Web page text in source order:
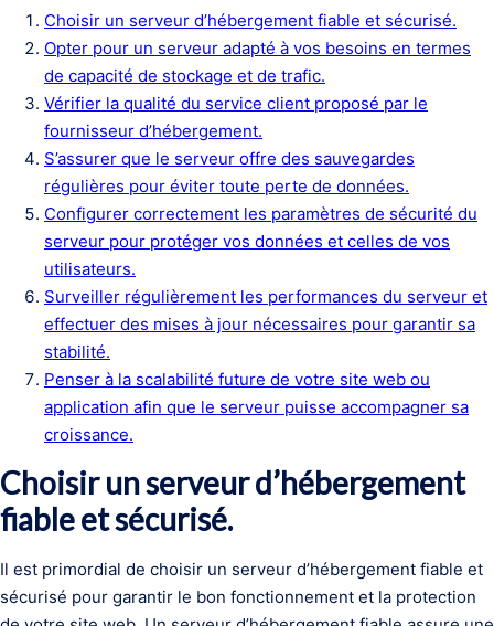
Choisir un serveur d’hébergement fiable et sécurisé.
Opter pour un serveur adapté à vos besoins en termes
de capacité de stockage et de trafic.
Vérifier la qualité du service client proposé par le
fournisseur d’hébergement.
S’assurer que le serveur offre des sauvegardes
régulières pour éviter toute perte de données.
Configurer correctement les paramètres de sécurité du
serveur pour protéger vos données et celles de vos
utilisateurs.
Surveiller régulièrement les performances du serveur et
effectuer des mises à jour nécessaires pour garantir sa
stabilité.
Penser à la scalabilité future de votre site web ou
application afin que le serveur puisse accompagner sa
croissance.
Choisir un serveur d’hébergement
fiable et sécurisé.
Il est primordial de choisir un serveur d’hébergement fiable et
sécurisé pour garantir le bon fonctionnement et la protection